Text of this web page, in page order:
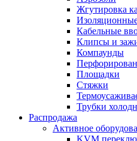
Жгутировка
Кабельные
Клипсы и
Компаунды
Площадки
Стяжки
Трубки
Распродажа
Активное
KVM